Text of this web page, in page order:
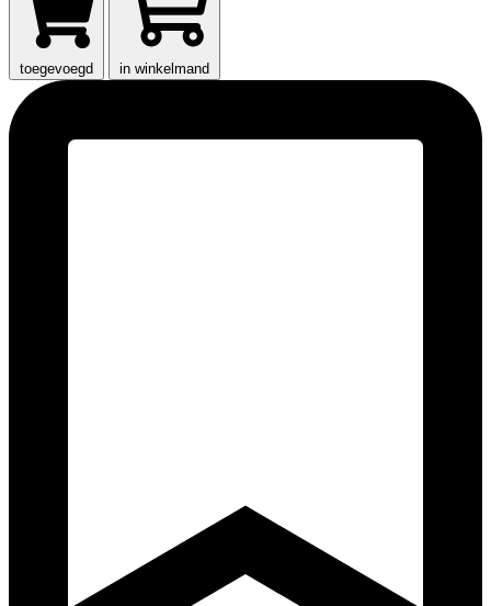
toegevoegd in winkelmand